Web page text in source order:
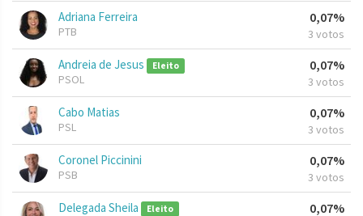
Adriana Ferreira
PTB
0,07%
3 votos
Andreia de Jesus Eleito
PSOL
0,07%
3 votos
Cabo Matias
PSL
0,07%
3 votos
Coronel Piccinini
PSB
0,07%
3 votos
Delegada Sheila Eleito 0,07%